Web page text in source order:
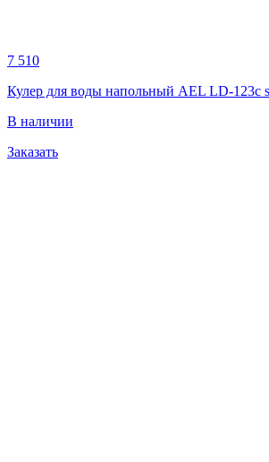
7 510
Кулер для воды напольный AEL LD-123c
В наличии
Заказать